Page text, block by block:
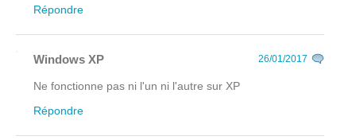
Répondre
Windows XP 26/01/2017
Ne fonctionne pas ni l'un ni l'autre sur XP
Répondre